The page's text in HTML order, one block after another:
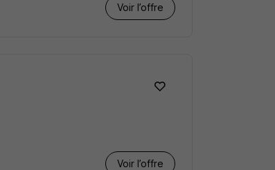
Voir l’offre
Voir l’offre